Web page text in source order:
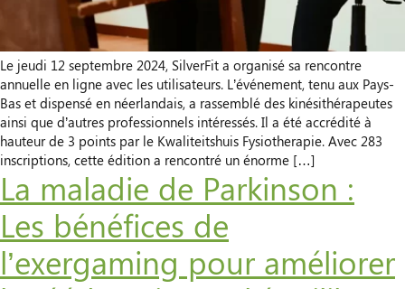
Le jeudi 12 septembre 2024, SilverFit a organisé sa rencontre
annuelle en ligne avec les utilisateurs. L’événement, tenu aux Pays-
Bas et dispensé en néerlandais, a rassemblé des kinésithérapeutes
ainsi que d’autres professionnels intéressés. Il a été accrédité à
hauteur de 3 points par le Kwaliteitshuis Fysiotherapie. Avec 283
inscriptions, cette édition a rencontré un énorme […]
La maladie de Parkinson :
Les bénéfices de
l’exergaming pour améliorer